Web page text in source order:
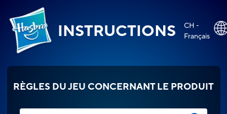
INSTRUCTIONS
CH -
Français
RÈGLES DU JEU CONCERNANT LE PRODUIT